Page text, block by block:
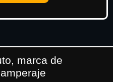
marca de